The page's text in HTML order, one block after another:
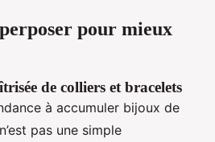
pour mieux
de colliers et bracelets
à accumuler bijoux de
pas une simple